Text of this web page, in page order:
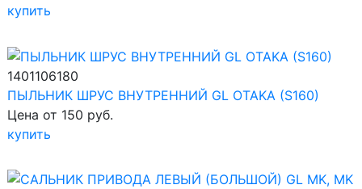
купить
1401106180
ПЫЛЬНИК ШРУС ВНУТРЕННИЙ GL OTAKA (S160)
Цена от 150 руб.
купить